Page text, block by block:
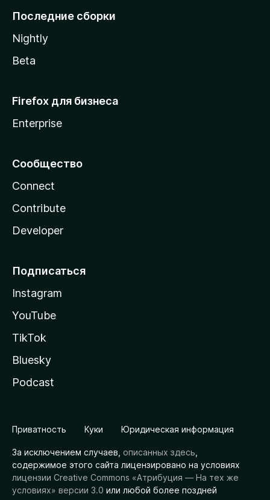
lПоследние сборки
Nightly
Beta
Firefox для бизнеса
Enterprise
Сообщество
Connect
Contribute
Developer
Подписаться
Instagram
YouTube
TikTok
Bluesky
Podcast
Приватность Куки Юридическая информация
За исключением случаев, описанных здесь
содержимое этого сайта лицензировано на условиях
лицензии Creative Commons «Атрибуция — На тех же
условиях» версии 3.0 или любой более поздней